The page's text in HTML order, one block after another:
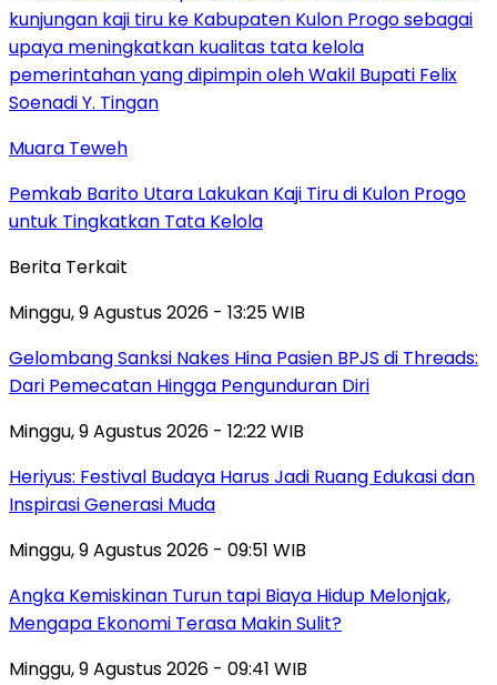
Muara Teweh
Pemkab Barito Utara Lakukan Kaji Tiru di Kulon Progo
untuk Tingkatkan Tata Kelola
Berita Terkait
Minggu, 9 Agustus 2026 - 13:25 WIB
Gelombang Sanksi Nakes Hina Pasien BPJS di Threads:
Dari Pemecatan Hingga Pengunduran Diri
Minggu, 9 Agustus 2026 - 12:22 WIB
Heriyus: Festival Budaya Harus Jadi Ruang Edukasi dan
Inspirasi Generasi Muda
Minggu, 9 Agustus 2026 - 09:51 WIB
Angka Kemiskinan Turun tapi Biaya Hidup Melonjak,
Mengapa Ekonomi Terasa Makin Sulit?
Minggu, 9 Agustus 2026 - 09:41 WIB